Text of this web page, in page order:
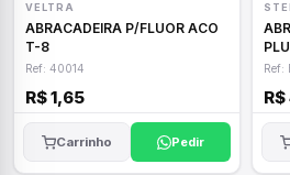
VELTRA
ABRACADEIRA P/FLUOR ACO
T-8
Ref: 40014
R$ 1,65
Carrinho Pedir
Ref: